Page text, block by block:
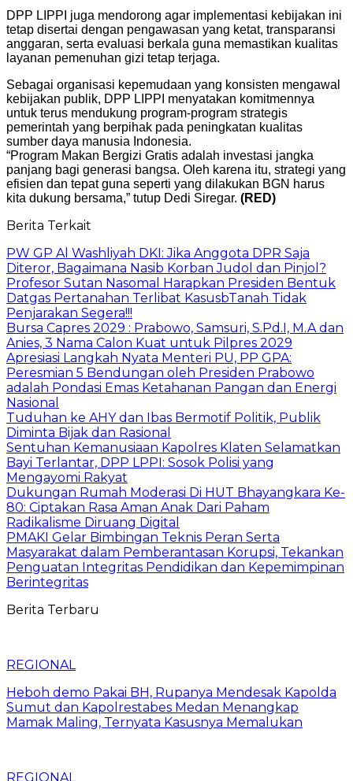
DPP LIPPI juga mendorong agar implementasi kebijakan ini
tetap disertai dengan pengawasan yang ketat, transparansi
anggaran, serta evaluasi berkala guna memastikan kualitas
layanan pemenuhan gizi tetap terjaga.
Sebagai organisasi kepemudaan yang konsisten mengawal
kebijakan publik, DPP LIPPI menyatakan komitmennya
untuk terus mendukung program-program strategis
pemerintah yang berpihak pada peningkatan kualitas
sumber daya manusia Indonesia.
“Program Makan Bergizi Gratis adalah investasi jangka
panjang bagi generasi bangsa. Oleh karena itu, strategi yang
efisien dan tepat guna seperti yang dilakukan BGN harus
kita dukung bersama,” tutup Dedi Siregar. (RED)
Berita Terkait
PW GP Al Washliyah DKI: Jika Anggota DPR Saja
Diteror, Bagaimana Nasib Korban Judol dan Pinjol?
Profesor Sutan Nasomal Harapkan Presiden Bentuk
Datgas Pertanahan Terlibat KasusbTanah Tidak
Penjarakan Segera!!!
Bursa Capres 2029 : Prabowo, Samsuri, S.Pd.I, M.A dan
Anies, 3 Nama Calon Kuat untuk Pilpres 2029
Apresiasi Langkah Nyata Menteri PU, PP GPA:
Peresmian 5 Bendungan oleh Presiden Prabowo
adalah Pondasi Emas Ketahanan Pangan dan Energi
Nasional
Tuduhan ke AHY dan Ibas Bermotif Politik, Publik
Diminta Bijak dan Rasional
Sentuhan Kemanusiaan Kapolres Klaten Selamatkan
Bayi Terlantar, DPP LPPI: Sosok Polisi yang
Mengayomi Rakyat
Dukungan Rumah Moderasi Di HUT Bhayangkara Ke-
80: Ciptakan Rasa Aman Anak Dari Paham
Radikalisme Diruang Digital
PMAKI Gelar Bimbingan Teknis Peran Serta
Masyarakat dalam Pemberantasan Korupsi, Tekankan
Penguatan Integritas Pendidikan dan Kepemimpinan
Berintegritas
Berita Terbaru
REGIONAL
Heboh demo Pakai BH, Rupanya Mendesak Kapolda
Sumut dan Kapolrestabes Medan Menangkap
Mamak Maling, Ternyata Kasusnya Memalukan
REGIONAL